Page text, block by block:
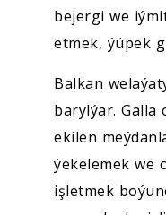
bejergi we
etmek, ýüpek
Balkan
barylýar. Galla
ekilen
ýekelemek we
işletmek